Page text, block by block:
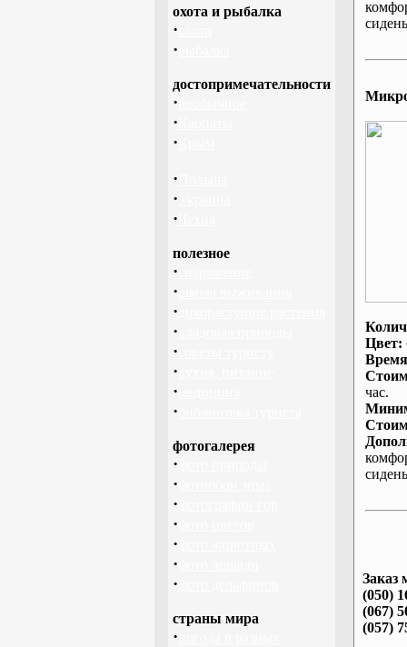
охота и рыбалка
·
·
достопримечательности
·
·
·
·
·
·
полезное
·
·
·
·
·
·
·
·
фотогалерея
·
·
·
·
·
·
·
страны мира
·
Цвет:
час.
Заказ
(050)
(067)
(057)